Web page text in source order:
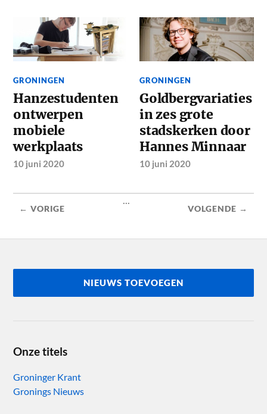
GRONINGEN
Hanzestudenten
ontwerpen
mobiele
werkplaats
10 juni 2020
GRONINGEN
Goldbergvariaties
in zes grote
stadskerken door
Hannes Minnaar
10 juni 2020
← VORIGE
...
VOLGENDE →
NIEUWS TOEVOEGEN
Onze titels
Groninger Krant
Gronings Nieuws